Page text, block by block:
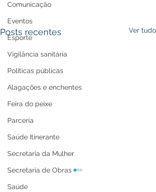
Comunicação
Eventos
Esporte
Vigilância sanitária
Políticas públicas
Alagações e enchentes
Feira do peixe
Parceria
Saúde Itinerante
Secretaria da Mulher
Secretaria de Obras
Saúde
Posts recentes Ver tudo